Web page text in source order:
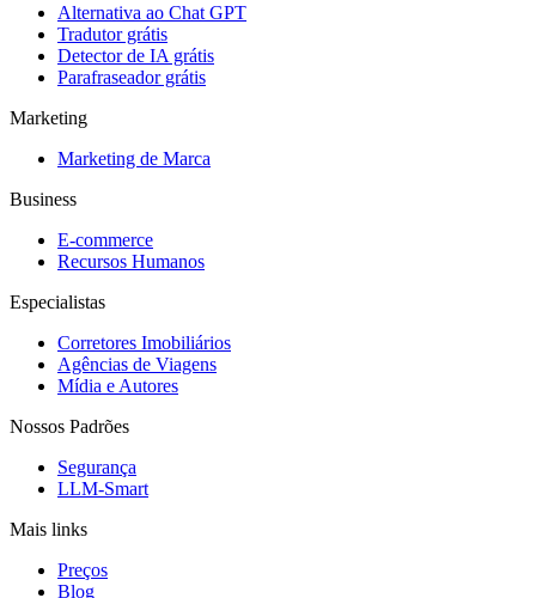
Alternativa ao Chat GPT
Tradutor grátis
Detector de IA grátis
Parafraseador grátis
Marketing
Marketing de Marca
Business
E-commerce
Recursos Humanos
Especialistas
Corretores Imobiliários
Agências de Viagens
Mídia e Autores
Nossos Padrões
Segurança
LLM-Smart
Mais links
Preços
Blog